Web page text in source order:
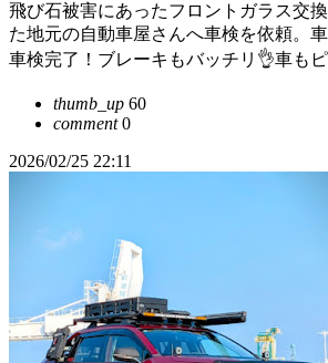
飛び石被害にあったフロントガラス交
た地元の自動車屋さんへ車検を依頼。
車検完了！ブレーキもバッチリ👌車も
thumb_up 60
comment0
2026/02/25 22:11